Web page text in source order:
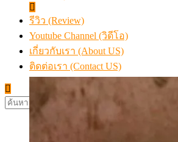
รีวิว (Review)
Youtube Channel (วิดีโอ)
เกี่ยวกับเรา (About US)
ติดต่อเรา (Contact US)
ค้นหา